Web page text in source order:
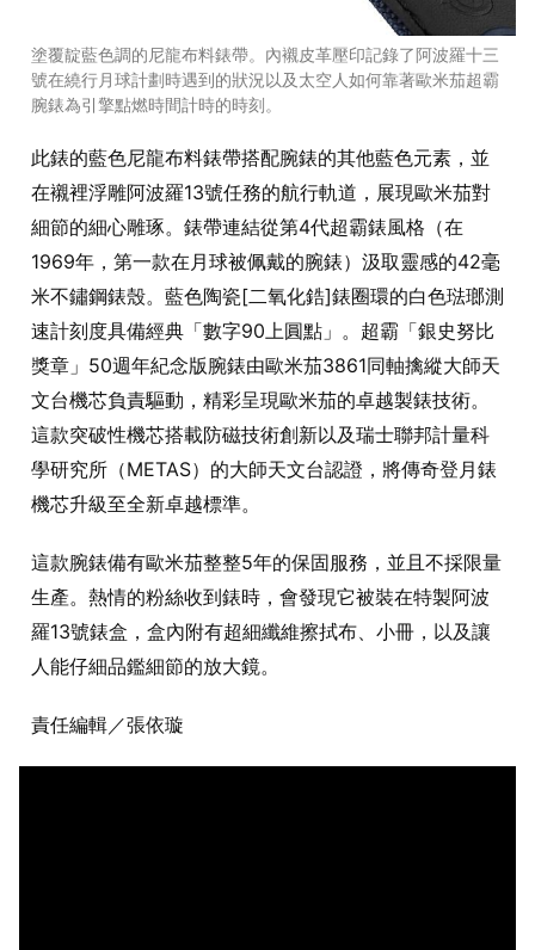
塗覆靛藍色調的尼龍布料錶帶。內襯皮革壓印記錄了阿波羅十三
號在繞行月球計劃時遇到的狀況以及太空人如何靠著歐米茄超霸
腕錶為引擎點燃時間計時的時刻。
此錶的藍色尼龍布料錶帶搭配腕錶的其他藍色元素，並
在襯裡浮雕阿波羅13號任務的航行軌道，展現歐米茄對
細節的細心雕琢。錶帶連結從第4代超霸錶風格（在
1969年，第一款在月球被佩戴的腕錶）汲取靈感的42毫
米不鏽鋼錶殼。藍色陶瓷[二氧化鋯]錶圈環的白色琺瑯測
速計刻度具備經典「數字90上圓點」。超霸「銀史努比
獎章」50週年紀念版腕錶由歐米茄3861同軸擒縱大師天
文台機芯負責驅動，精彩呈現歐米茄的卓越製錶技術。
這款突破性機芯搭載防磁技術創新以及瑞士聯邦計量科
學研究所（METAS）的大師天文台認證，將傳奇登月錶
機芯升級至全新卓越標準。
這款腕錶備有歐米茄整整5年的保固服務，並且不採限量
生產。熱情的粉絲收到錶時，會發現它被裝在特製阿波
羅13號錶盒，盒內附有超細纖維擦拭布、小冊，以及讓
人能仔細品鑑細節的放大鏡。
責任編輯／張依璇